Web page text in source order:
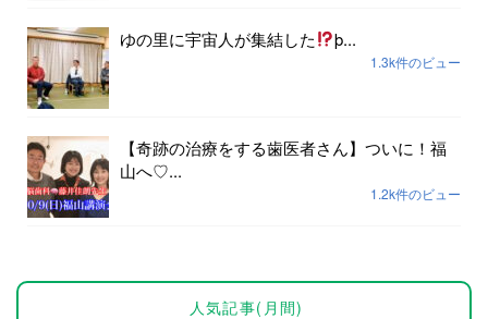
ゆの里に宇宙人が集結した þ...
1.3k件のビュー
【奇跡の治療をする歯医者さん】ついに！福
山へ♡...
1.2k件のビュー
人気記事(月間)